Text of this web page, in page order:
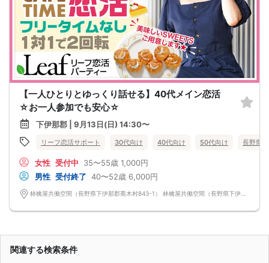
【一人ひとりとゆっくり話せる】40代メイン恋活
☆お一人参加でも安心☆
下伊那郡 | 9月13日(日) 14:30〜
リーフ恋活サポート 30代向け 40代向け 50代向け 長野県
女性 受付中 35〜55歳 1,000円
男性 受付終了 40〜52歳 6,000円
関連する検索条件